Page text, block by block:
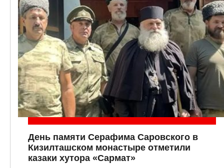
День памяти Серафима Саровского в
Кизилташском монастыре отметили
казаки хутора «Сармат»